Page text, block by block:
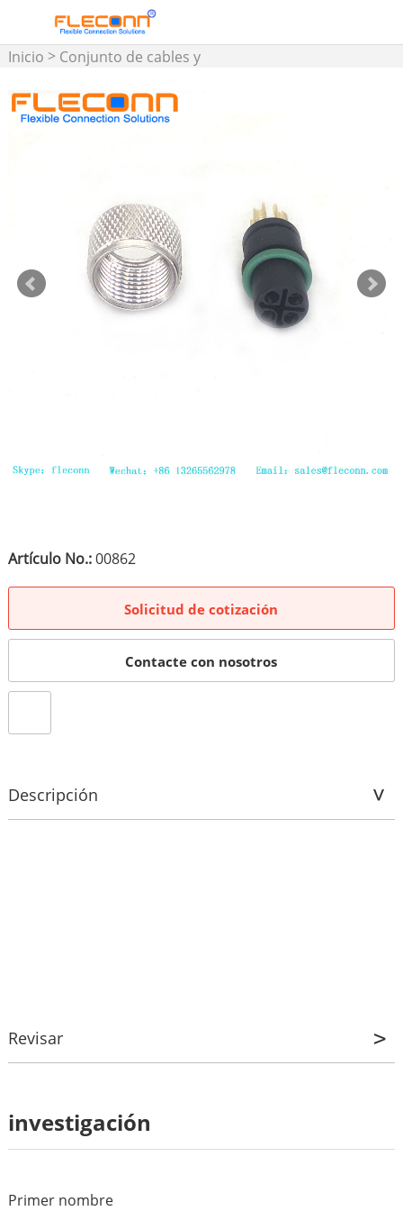
Inicio > Conjunto de cables y
>Conector M12>Conector
moldeado M12
Artículo No.:00862
Solicitud de cotización
Contacte con nosotros
Descripción
Revisar
Revisar
investigación
Primer nombre